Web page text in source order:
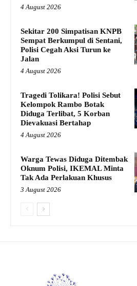
4 August 2026
Sekitar 200 Simpatisan KNPB
Sempat Berkumpul di Sentani,
Polisi Cegah Aksi Turun ke
Jalan
4 August 2026
Tragedi Tolikara! Polisi Sebut
Kelompok Rambo Botak
Diduga Terlibat, 5 Korban
Dievakuasi Bertahap
4 August 2026
Warga Tewas Diduga Ditembak
Oknum Polisi, IKEMAL Minta
Tak Ada Perlakuan Khusus
3 August 2026